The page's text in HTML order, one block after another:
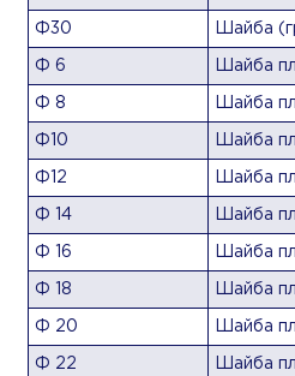
Ф30 Шайба
Ф 6 Шайба
Ф 8 Шайба
Ф10 Шайба
Ф12 Шайба
Ф 14 Шайба
Ф 16 Шайба
Ф 18 Шайба
Ф 20 Шайба
Ф 22 Шайба